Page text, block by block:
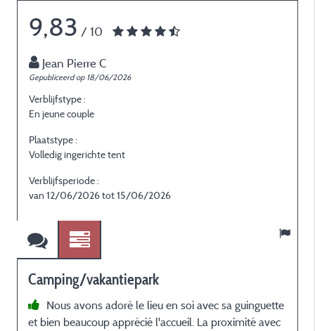
9,83 / 10
Jean Pierre C
Gepubliceerd op 18/06/2026
Verblijfstype :
En jeune couple
Plaatstype :
Volledig ingerichte tent
Verblijfsperiode :
van 12/06/2026 tot 15/06/2026
Camping/vakantiepark
Nous avons adoré le lieu en soi avec sa guinguette
et bien beaucoup apprécié l'accueil. La proximité avec